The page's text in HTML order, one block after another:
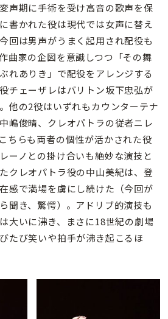
声期に手術を受け高音の歌声を保
書かれた役は現代では女声に替え
回は男声がうまく起用され配役も
曲家の企図を意識しつつ「その舞
れありき」で配役をアレンジする
チェーザレはバリトン坂下忠弘が
他の2役はいずれもカウンターテナ
嶋俊晴、クレオパトラの従者ニレ
ちらも両者の個性が活かされた役
ーノとの掛け合いも絶妙な演技と
クレオパトラ役の中山美紀は、登
感で満場を虜にし続けた（今回が
聞き、驚愕）。アドリブ的演技も
大いに沸き、まさに18世紀の劇場
たび笑いや拍手が沸き起こるほ